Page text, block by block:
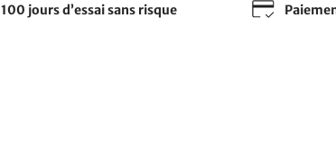
100 jours d’essai sans risque